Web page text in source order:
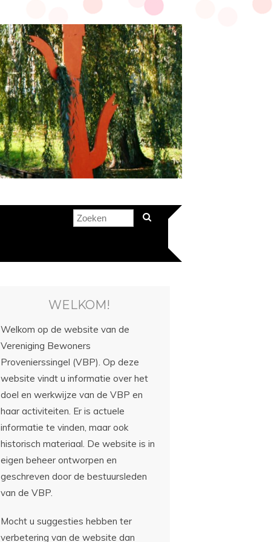
WELKOM!
Welkom op de website van de
Vereniging Bewoners
Provenierssingel (VBP). Op deze
website vindt u informatie over het
doel en werkwijze van de VBP en
haar activiteiten. Er is actuele
informatie te vinden, maar ook
historisch materiaal. De website is in
eigen beheer ontworpen en
geschreven door de bestuursleden
van de VBP.
Mocht u suggesties hebben ter
verbetering van de website dan